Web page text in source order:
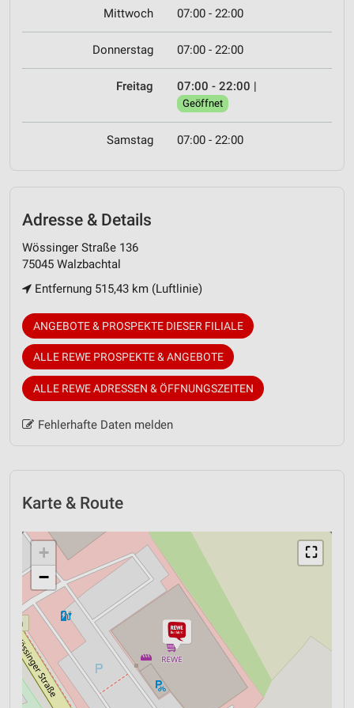
Mittwoch 07:00 - 22:00
Donnerstag 07:00 - 22:00
Freitag 07:00 - 22:00 |
Geöffnet
Samstag 07:00 - 22:00
Adresse & Details
Wössinger Straße 136
75045 Walzbachtal
Entfernung 515,43 km (Luftlinie)
ANGEBOTE & PROSPEKTE DIESER FILIALE
ALLE REWE PROSPEKTE & ANGEBOTE
ALLE REWE ADRESSEN & ÖFFNUNGSZEITEN
Fehlerhafte Daten melden
Karte & Route
⛶
+
−